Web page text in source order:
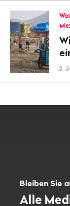
2.
Bleiben Sie
Alle